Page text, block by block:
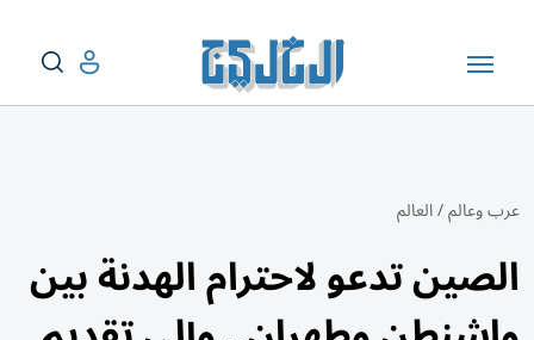
عرب وعالم/العالم
الصين تدعو لاحترام الهدنة بين